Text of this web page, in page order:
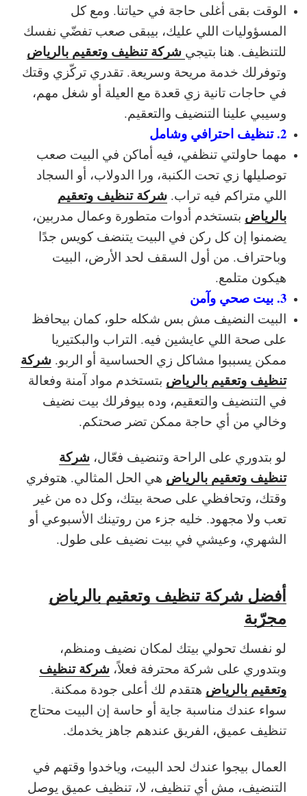
الوقت بقى أغلى حاجة في حياتنا. ومع كل
المسؤوليات اللي عليك، بيبقى صعب تفضّي نفسك
للتنظيف. هنا بتيجي شركة تنظيف وتعقيم بالرياض
وتوفرلك خدمة مريحة وسريعة. تقدري تركّزي وقتك
في حاجات تانية زي قعدة مع العيلة أو شغل مهم،
وسيبي علينا التنضيف والتعقيم.
2. تنظيف احترافي وشامل
مهما حاولتي تنظفي، فيه أماكن في البيت صعب
توصليلها زي تحت الكنبة، ورا الدولاب، أو السجاد
اللي متراكم فيه تراب. شركة تنظيف وتعقيم
بالرياض بتستخدم أدوات متطورة وعمال مدربين،
يضمنوا إن كل ركن في البيت يتنضف كويس جدًا
وباحتراف. من أول السقف لحد الأرض، البيت
هيكون متلمع.
3. بيت صحي وآمن
البيت النضيف مش بس شكله حلو، كمان بيحافظ
على صحة اللي عايشين فيه. التراب والبكتيريا
ممكن يسببوا مشاكل زي الحساسية أو الربو. شركة
تنظيف وتعقيم بالرياض بتستخدم مواد آمنة وفعالة
في التنضيف والتعقيم، وده بيوفرلك بيت نضيف
وخالي من أي حاجة ممكن تضر صحتكم.
لو بتدوري على الراحة وتنضيف فعّال، شركة
تنظيف وتعقيم بالرياض هي الحل المثالي. هتوفري
وقتك، وتحافظي على صحة بيتك، وكل ده من غير
تعب ولا مجهود. خليه جزء من روتينك الأسبوعي أو
الشهري، وعيشي في بيت نضيف على طول.
أفضل شركة تنظيف وتعقيم بالرياض
مجرّبة
لو نفسك تحولي بيتك لمكان نضيف ومنظم،
وبتدوري على شركة محترفة فعلاً، شركة تنظيف
وتعقيم بالرياض هتقدم لك أعلى جودة ممكنة.
سواء عندك مناسبة جاية أو حاسة إن البيت محتاج
تنظيف عميق، الفريق عندهم جاهز يخدمك.
العمال بيجوا عندك لحد البيت، وياخدوا وقتهم في
التنضيف، مش أي تنظيف، لا، تنظيف عميق يوصل